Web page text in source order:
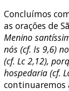
Concluímos
as orações de
Menino
nós (cf. Is 9,6)
(cf. Lc 2,12),
hospedaria (cf.
continuaremos